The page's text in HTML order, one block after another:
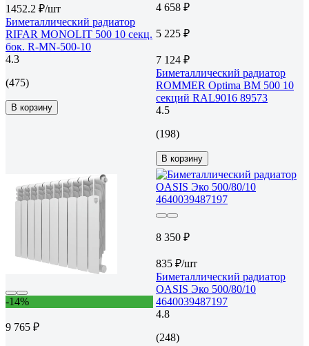
1452.2 ₽/шт
Биметаллический радиатор
RIFAR MONOLIT 500 10 секц.
бок. R-MN-500-10
4.3
(475)
В корзину
4 658 ₽
5 225 ₽
7 124 ₽
Биметаллический радиатор
ROMMER Optima BM 500 10
секций RAL9016 89573
4.5
(198)
В корзину
-14%
9 765 ₽
8 350 ₽
835 ₽/шт
Биметаллический радиатор
OASIS Эко 500/80/10
4640039487197
4.8
(248)